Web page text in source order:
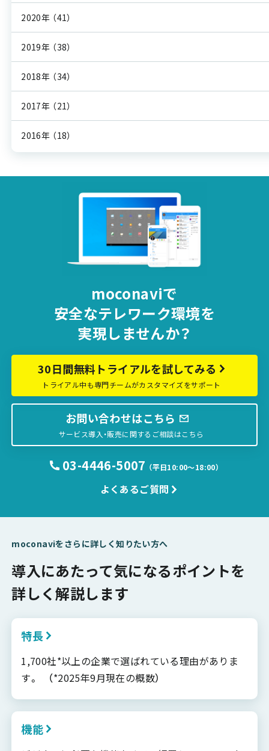
2020年 （41）
2019年 （38）
2018年 （34）
2017年 （21）
2016年 （18）
moconaviで
安全なテレワーク環境を
実現しませんか？
30日間無料トライアルを試してみる
トライアル中も専門チームがカスタマイズをサポート
お問い合わせはこちら
サービス導入・販売に関するご相談はこちら
03-4446-5007 （平日10:00〜18:00）
よくあるご質問
moconaviをさらに詳しく知りたい方へ
導入にあたって気になるポイントを
詳しく解説します
特長
1,700社*以上の企業で選ばれている理由がありま
す。 （*2025年9月現在の概数）
機能